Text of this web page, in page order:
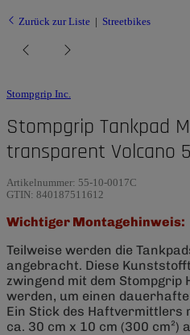
Zurück zur Liste Streetbikes
Stompgrip Inc.
Stompgrip Tankpad
transparent Volcano
Artikelnummer: 55-10-0017C
GTIN: 840187511612
Wichtiger Montagehinweis:
Teilweise werden die
angebracht. Diese
zwingend mit dem
werden, um einen
Ein Stick des
ca. 30 cm x 10 cm (300 cm²)